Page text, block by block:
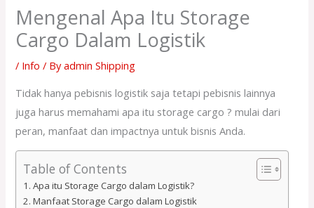
Mengenal Apa Itu Storage
Cargo Dalam Logistik
/ Info / Byadmin Shipping
Tidak hanya pebisnis logistik saja tetapi pebisnis lainnya
juga harus memahami apa itu storage cargo ? mulai dari
peran, manfaat dan impactnya untuk bisnis Anda.
Table of Contents
Apa itu Storage Cargo dalam Logistik?
Manfaat Storage Cargo dalam Logistik